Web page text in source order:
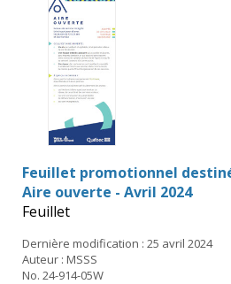
Feuillet promotionnel
Aire ouverte - Avril 2024
Feuillet
Dernière modification : 25 avril 2024
Auteur : MSSS
No. 24-914-05W